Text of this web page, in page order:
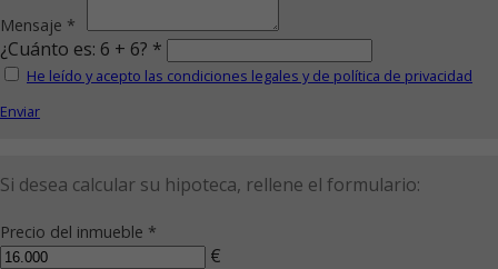
Mensaje *
¿Cuánto es: 6 + 6? *
He leído y acepto las condiciones legales y de política de privacidad
Enviar
Si desea calcular su hipoteca, rellene el formulario:
Precio del inmueble *
€